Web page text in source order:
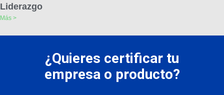
Liderazgo
Más >
¿Quieres certificar tu
empresa o producto?